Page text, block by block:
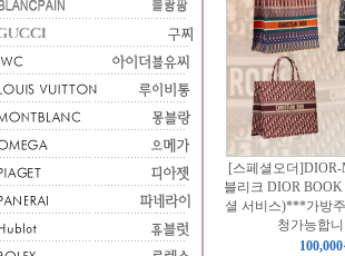
[스페셜오더]DIOR-
블리크 DIOR
셜 서비스)***가방
청가능합